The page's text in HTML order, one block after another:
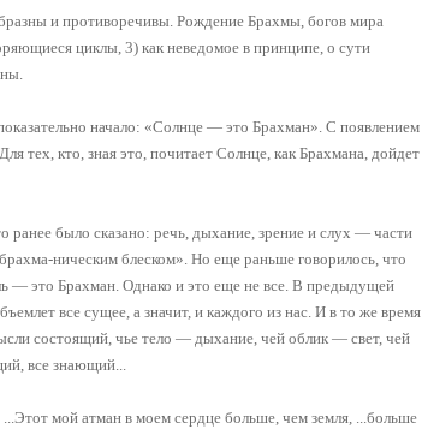
и противоречивы. Рождение Брахмы, богов мира
циклы, 3) как неведомое в принципе, о сути
начало: «Солнце — это Брахман». С появлением
тех, кто, зная это, почитает Солнце, как Брахмана, дойдет
ранее было сказано: речь, дыхание, зрение и слух — части
ническим блеском». Но еще раньше говорилось, что
— это Брахман. Однако и это еще не все. В предыдущей
все сущее, а значит, и каждого из нас. И в то же время
состоящий, чье тело — дыхание, чей облик — свет, чей
все знающий...
мой атман в моем сердце больше, чем земля, ...больше